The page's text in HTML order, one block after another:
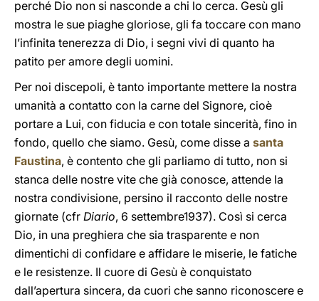
perché Dio non si nasconde a chi lo cerca. Gesù gli
mostra le sue piaghe gloriose, gli fa toccare con mano
l’infinita tenerezza di Dio, i segni vivi di quanto ha
patito per amore degli uomini.
Per noi discepoli, è tanto importante mettere la nostra
umanità a contatto con la carne del Signore, cioè
portare a Lui, con fiducia e con totale sincerità, fino in
fondo, quello che siamo. Gesù, come disse a santa
Faustina, è contento che gli parliamo di tutto, non si
stanca delle nostre vite che già conosce, attende la
nostra condivisione, persino il racconto delle nostre
giornate (cfr Diario, 6 settembre1937). Così si cerca
Dio, in una preghiera che sia trasparente e non
dimentichi di confidare e affidare le miserie, le fatiche
e le resistenze. Il cuore di Gesù è conquistato
dall’apertura sincera, da cuori che sanno riconoscere e